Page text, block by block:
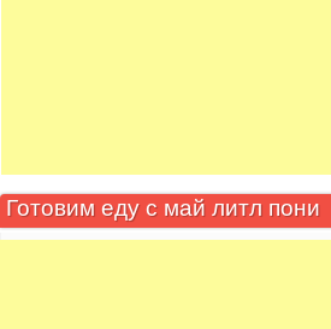
Готовим еду с май литл пони